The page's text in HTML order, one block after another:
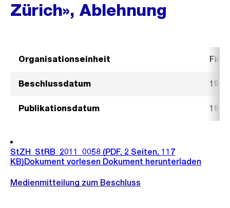
Zürich», Ablehnung
Organisationseinheit
Beschlussdatum 19.
Publikationsdatum 19.
StZH_StRB_2011_0058 (PDF, 2 Seiten, 117
KB)Dokument vorlesen Dokument herunterladen
Medienmitteilung zum Beschluss